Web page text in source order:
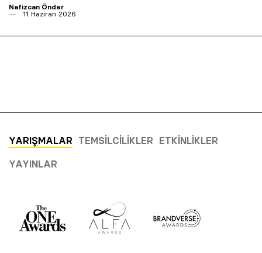
Nafizcan Önder
11 Haziran 2026
YARIŞMALAR TEMSILCILIKLER ETKINLIKLER
YAYINLAR